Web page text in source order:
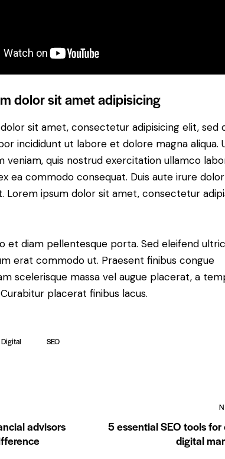
dolor sit amet adipisicing
sit amet, consectetur adipisicing elit, sed
incididunt ut labore et dolore magna aliqua.
veniam, quis nostrud exercitation ullamco
ea commodo consequat. Duis aute irure
Lorem ipsum dolor sit amet, consectetur
et diam pellentesque porta. Sed eleifend
erat commodo ut. Praesent finibus congue
scelerisque massa vel augue placerat, a
placerat finibus lacus.
Digital SEO
advisors
5 essential SEO tools for
digital